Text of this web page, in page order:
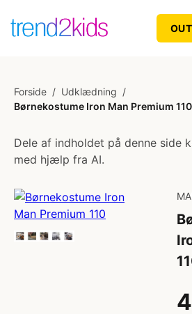
Forside / Udklædning /
Børnekostume Iron Man Premium 110
Dele af indholdet på denne side
med hjælp fra AI.